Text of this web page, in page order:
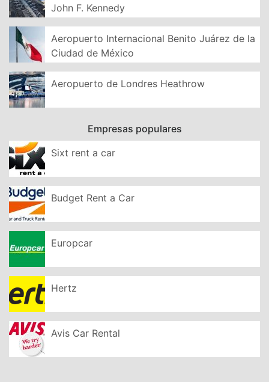
John F. Kennedy
Aeropuerto Internacional Benito Juárez de la
Ciudad de México
Aeropuerto de Londres Heathrow
Empresas populares
Sixt rent a car
Budget Rent a Car
Europcar
Hertz
Avis Car Rental